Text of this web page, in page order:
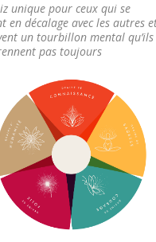
unique pour ceux qui se
en décalage avec les autres
un tourbillon mental qu’ils
pas toujours